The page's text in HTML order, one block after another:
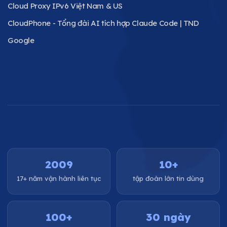
Cloud Proxy IPv6 Việt Nam & US
CloudPhone - Tổng đài AI tích hợp Claude Code | TND
Google
2009
17+ năm vận hành liên tục
10+
tập đoàn lớn tin dùng
100+ 30 ngày